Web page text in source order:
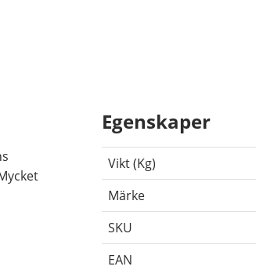
Egenskaper
Vikt (Kg)
Märke
SKU
EAN